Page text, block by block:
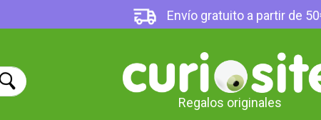
Envío gratuito a partir de
Regalos originales